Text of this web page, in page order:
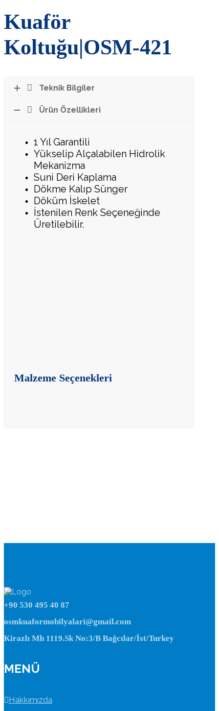
Kuaför
Koltuğu|OSM-421
Teknik Bilgiler
Ürün Özellikleri
1 Yıl Garantili
Yükselip Alçalabilen Hidrolik
Mekanizma
Suni Deri Kaplama
Dökme Kalıp Sünger
Döküm İskelet
İstenilen Renk Seçeneğinde
Üretilebilir.
Malzeme Seçenekleri
+90 530 495 40 87
osmkuaformobilyalari@gmail.com
Kirazlı Mh 1119.Sk No:3/B Bağcılar/İst/Turkey
MENÜ
Hakkımızda